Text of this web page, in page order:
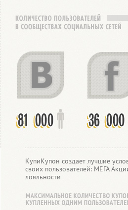
КупиКупон создает лучшие
своих пользователей: МЕГА
лояльности